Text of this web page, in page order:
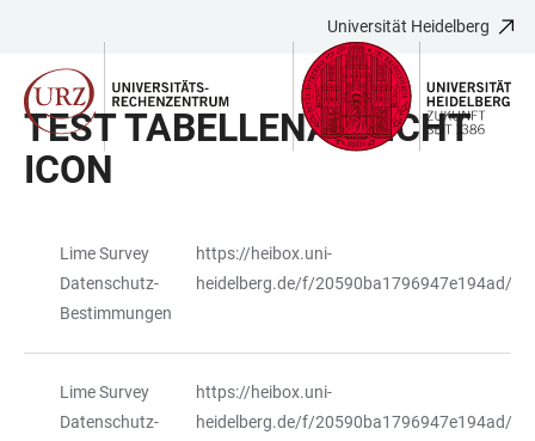
LINKS
ZUR
BARRIEREFREIHEIT
HAUPTINHALT
ÖFFNEN
ÖFFNEN
Universität Heidelberg
TEST TABELLENANSICHT
ICON
TABELLE
Lime Survey
Datenschutz-
Bestimmungen
https://heibox.uni-
heidelberg.de/f/20590ba1796947e194ad/
Lime Survey
Datenschutz-
https://heibox.uni-
heidelberg.de/f/20590ba1796947e194ad/